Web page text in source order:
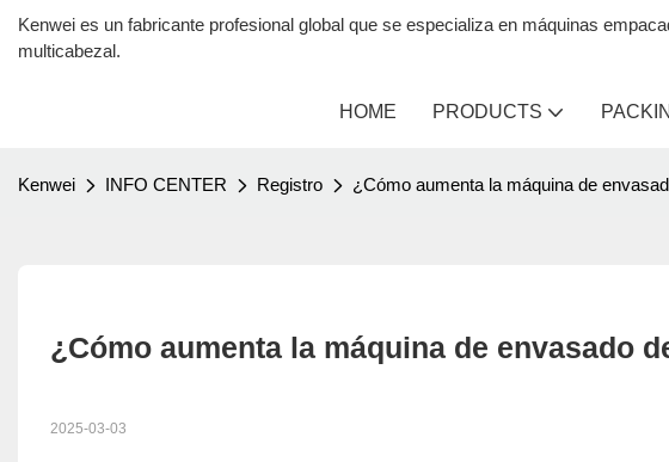
Kenwei es un fabricante profesional global que se especializa en máquinas
multicabezal.
HOME PRODUCTS
Kenwei INFO CENTER Registro ¿Cómo aumenta la máquina de
¿Cómo aumenta la máquina de envasado
2025-03-03